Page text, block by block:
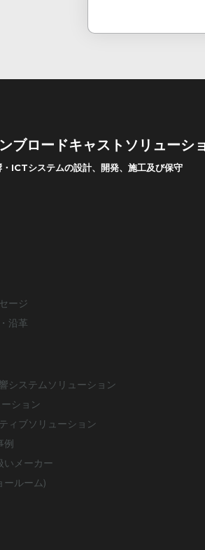
ブロードキャストソリューシ
・ICTシステムの設計、開発、施工及び保守
ージ
沿革
システムソリューション
ーション
ィブソリューション
例
いメーカー
ールーム)